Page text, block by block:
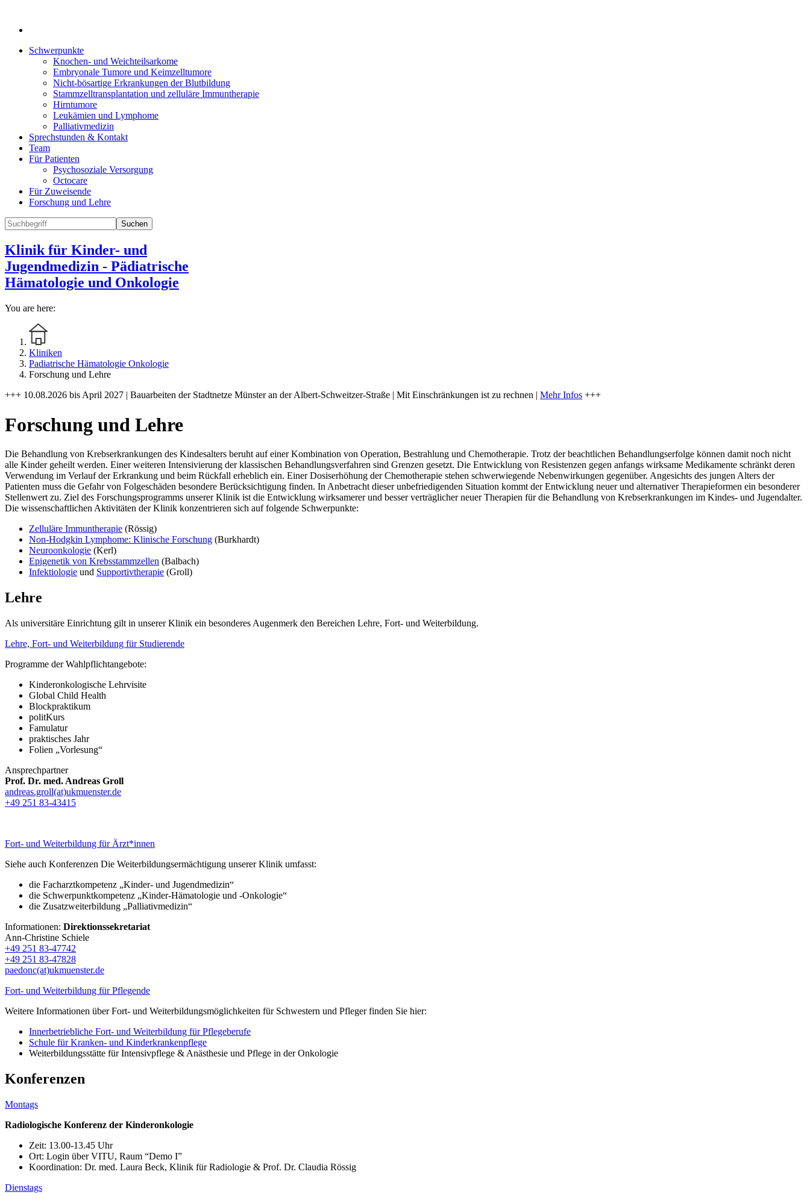
Schwerpunkte
Knochen- und Weichteilsarkome
Embryonale Tumore und Keimzelltumore
Nicht-bösartige Erkrankungen der Blutbildung
Stammzelltransplantation und zelluläre Immuntherapie
Hirntumore
Leukämien und Lymphome
Palliativmedizin
Sprechstunden & Kontakt
Team
Für Patienten
Psychosoziale Versorgung
Octocare
Für Zuweisende
Forschung und Lehre
Suchen
Klinik für Kinder- und
Jugendmedizin - Pädiatrische
Hämatologie und Onkologie
You are here:
Kliniken
Padiatrische Hämatologie Onkologie
Forschung und Lehre
+++ 10.08.2026 bis April 2027 | Bauarbeiten der Stadtnetze Münster an der Albert-Schweitzer-Straße | Mit Einschränkungen ist zu rechnen | Mehr Infos +++
Forschung und Lehre
Die Behandlung von Krebserkrankungen des Kindesalters beruht auf einer Kombination von Operation, Bestrahlung und Chemotherapie. Trotz der beachtlichen Behandlungserfolge können damit noch nicht
alle Kinder geheilt werden. Einer weiteren Intensivierung der klassischen Behandlungsverfahren sind Grenzen gesetzt. Die Entwicklung von Resistenzen gegen anfangs wirksame Medikamente schränkt deren
Verwendung im Verlauf der Erkrankung und beim Rückfall erheblich ein. Einer Dosiserhöhung der Chemotherapie stehen schwerwiegende Nebenwirkungen gegenüber. Angesichts des jungen Alters der
Patienten muss die Gefahr von Folgeschäden besondere Berücksichtigung finden. In Anbetracht dieser unbefriedigenden Situation kommt der Entwicklung neuer und alternativer Therapieformen ein besonderer
Stellenwert zu. Ziel des Forschungsprogramms unserer Klinik ist die Entwicklung wirksamerer und besser verträglicher neuer Therapien für die Behandlung von Krebserkrankungen im Kindes- und Jugendalter.
Die wissenschaftlichen Aktivitäten der Klinik konzentrieren sich auf folgende Schwerpunkte:
Zelluläre Immuntherapie (Rössig)
Non-Hodgkin Lymphome: Klinische Forschung (Burkhardt)
Neuroonkologie (Kerl)
Epigenetik von Krebsstammzellen (Balbach)
Infektiologie und Supportivtherapie (Groll)
Lehre
Als universitäre Einrichtung gilt in unserer Klinik ein besonderes Augenmerk den Bereichen Lehre, Fort- und Weiterbildung.
Lehre, Fort- und Weiterbildung für Studierende
Programme der Wahlpflichtangebote:
Kinderonkologische Lehrvisite
Global Child Health
Blockpraktikum
politKurs
Famulatur
praktisches Jahr
Folien „Vorlesung“
Ansprechpartner
Prof. Dr. med. Andreas Groll
andreas.groll(at)ukmuenster.de
+49 251 83-43415
Fort- und Weiterbildung für Ärzt*innen
Siehe auch Konferenzen Die Weiterbildungsermächtigung unserer Klinik umfasst:
die Facharztkompetenz „Kinder- und Jugendmedizin“
die Schwerpunktkompetenz „Kinder-Hämatologie und -Onkologie“
die Zusatzweiterbildung „Palliativmedizin“
Informationen: Direktionssekretariat
Ann-Christine Schiele
+49 251 83-47742
+49 251 83-47828
paedonc(at)ukmuenster.de
Fort- und Weiterbildung für Pflegende
Weitere Informationen über Fort- und Weiterbildungsmöglichkeiten für Schwestern und Pfleger finden Sie hier:
Innerbetriebliche Fort- und Weiterbildung für Pflegeberufe
Schule für Kranken- und Kinderkrankenpflege
Weiterbildungsstätte für Intensivpflege & Anästhesie und Pflege in der Onkologie
Konferenzen
Montags
Radiologische Konferenz der Kinderonkologie
Zeit: 13.00-13.45 Uhr
Ort: Login über VITU, Raum “Demo I”
Koordination: Dr. med. Laura Beck, Klinik für Radiologie & Prof. Dr. Claudia Rössig
Dienstags